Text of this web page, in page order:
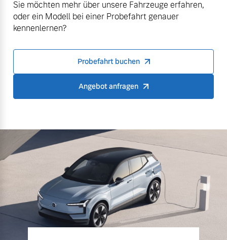
Sie möchten mehr über unsere Fahrzeuge erfahren,
oder ein Modell bei einer Probefahrt genauer
kennenlernen?
Probefahrt buchen
Angebot anfragen